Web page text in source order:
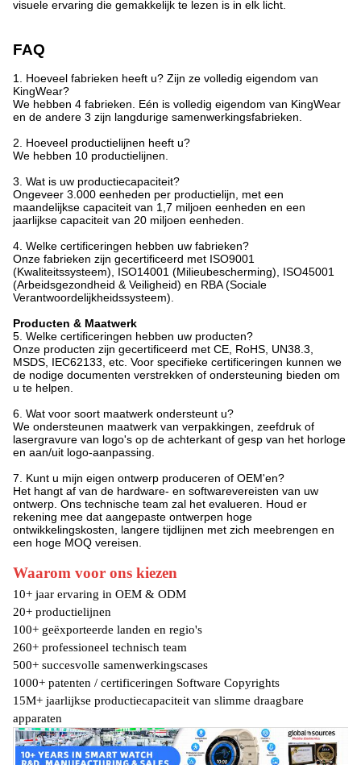
visuele ervaring die gemakkelijk te lezen is in elk licht.
FAQ
1. Hoeveel fabrieken heeft u? Zijn ze volledig eigendom van
KingWear?
We hebben 4 fabrieken. Eén is volledig eigendom van KingWear
en de andere 3 zijn langdurige samenwerkingsfabrieken.
2. Hoeveel productielijnen heeft u?
We hebben 10 productielijnen.
3. Wat is uw productiecapaciteit?
Ongeveer 3.000 eenheden per productielijn, met een
maandelijkse capaciteit van 1,7 miljoen eenheden en een
jaarlijkse capaciteit van 20 miljoen eenheden.
4. Welke certificeringen hebben uw fabrieken?
Onze fabrieken zijn gecertificeerd met ISO9001
(Kwaliteitssysteem), ISO14001 (Milieubescherming), ISO45001
(Arbeidsgezondheid & Veiligheid) en RBA (Sociale
Verantwoordelijkheidssysteem).
Producten & Maatwerk
5. Welke certificeringen hebben uw producten?
Onze producten zijn gecertificeerd met CE, RoHS, UN38.3,
MSDS, IEC62133, etc. Voor specifieke certificeringen kunnen we
de nodige documenten verstrekken of ondersteuning bieden om
u te helpen.
6. Wat voor soort maatwerk ondersteunt u?
We ondersteunen maatwerk van verpakkingen, zeefdruk of
lasergravure van logo's op de achterkant of gesp van het horloge
en aan/uit logo-aanpassing.
7. Kunt u mijn eigen ontwerp produceren of OEM'en?
Het hangt af van de hardware- en softwarevereisten van uw
ontwerp. Ons technische team zal het evalueren. Houd er
rekening mee dat aangepaste ontwerpen hoge
ontwikkelingskosten, langere tijdlijnen met zich meebrengen en
een hoge MOQ vereisen.
Waarom voor ons kiezen
10+ jaar ervaring in OEM & ODM
20+ productielijnen
100+ geëxporteerde landen en regio's
260+ professioneel technisch team
500+ succesvolle samenwerkingscases
1000+ patenten / certificeringen Software Copyrights
15M+ jaarlijkse productiecapaciteit van slimme draagbare
apparaten